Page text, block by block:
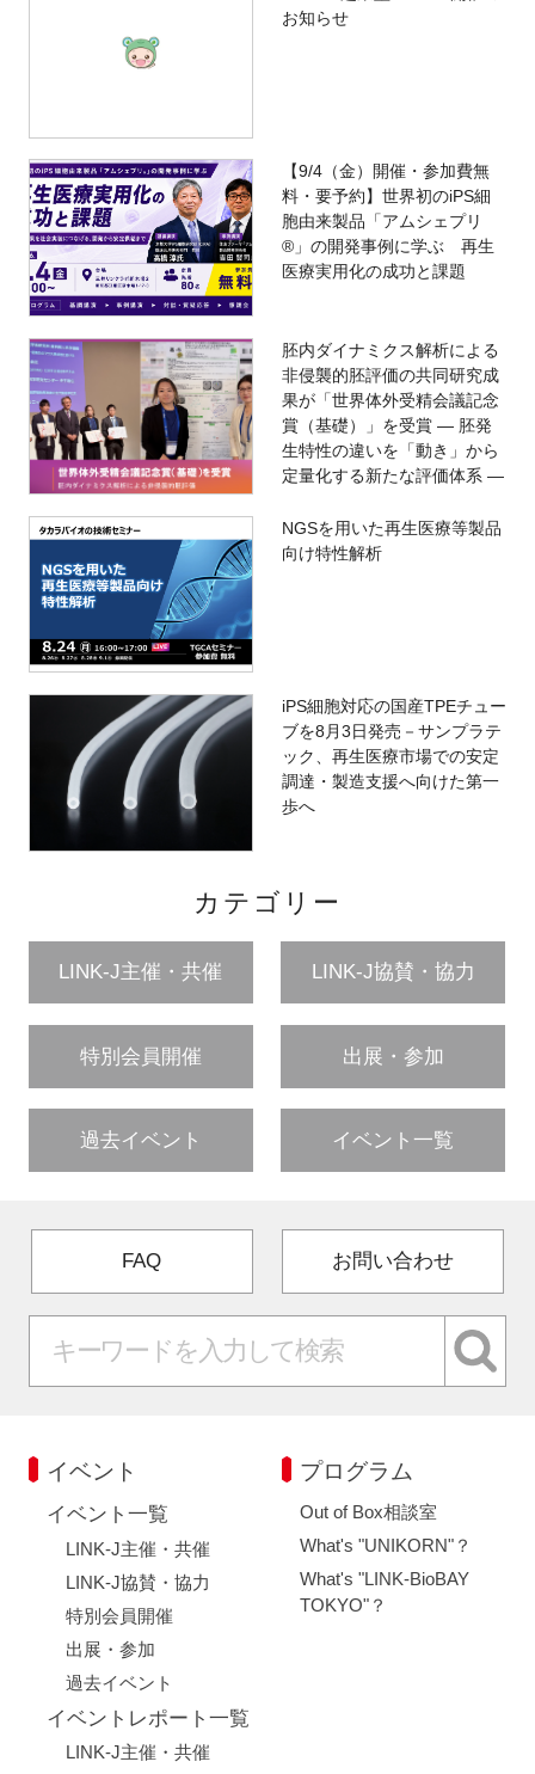
お知らせ
【9/4（金）開催・参加費無
料・要予約】世界初のiPS細
胞由来製品「アムシェプリ
®」の開発事例に学ぶ 再生
医療実用化の成功と課題
胚内ダイナミクス解析による
非侵襲的胚評価の共同研究成
果が「世界体外受精会議記念
賞（基礎）」を受賞 ― 胚発
生特性の違いを「動き」から
定量化する新たな評価体系 ―
NGSを用いた再生医療等製品
向け特性解析
iPS細胞対応の国産TPEチュー
ブを8月3日発売－サンプラテ
ック、再生医療市場での安定
調達・製造支援へ向けた第一
歩へ
カテゴリー
LINK-J主催・共催 LINK-J協賛・協力
特別会員開催 出展・参加
過去イベント イベント一覧
FAQ お問い合わせ
イベント
イベント一覧
LINK-J主催・共催
LINK-J協賛・協力
特別会員開催
出展・参加
過去イベント
イベントレポート一覧
LINK-J主催・共催
プログラム
Out of Box相談室
What's "UNIKORN"？
What's "LINK-BioBAY
TOKYO"？